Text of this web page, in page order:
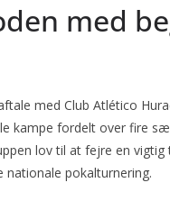
med
med Club Atlético
kampe fordelt over fire
lov til at fejre en vigtig
pokalturnering.